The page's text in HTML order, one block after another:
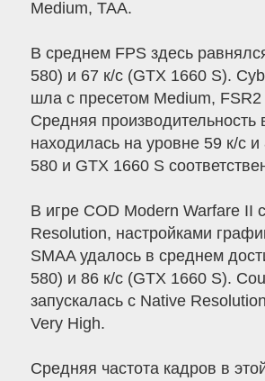
Medium, TAA.
В среднем FPS здесь
580) и 67 к/с (GTX 1660 S).
шла с пресетом Medium, FSR2
Средняя производительность
находилась на уровне 59 к/с и
580 и GTX 1660 S
В игре COD Modern Warfare II
Resolution, настройками
SMAA удалось в среднем
580) и 86 к/с (GTX 1660 S).
запускалась с Native
Very High.
Средняя частота кадров в